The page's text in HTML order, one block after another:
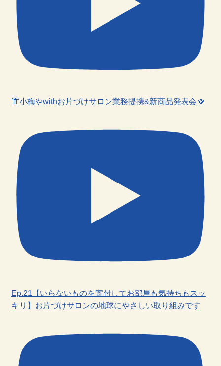
👘小梅やwithお片づけサロン業務提携&新商品発表会🪭
Ep.21【いらないものを寄付してお部屋も気持ちもスッ
キリ】お片づけサロンの地球にやさしい取り組みです